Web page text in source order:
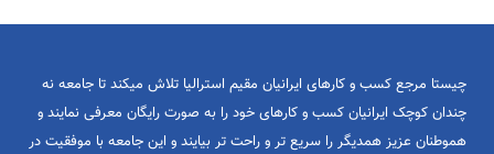
چیستا مرجع کسب و کارهای ایرانیان مقیم استرالیا تلاش میکند تا جامعه نه
چندان کوچک ایرانیان کسب و کارهای خود را به صورت رایگان معرفی نمایند و
هموطنان عزیز همدیگر را سریع تر و راحت تر بیایند و این جامعه با موفقیت در